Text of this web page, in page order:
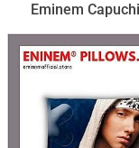
Eminem